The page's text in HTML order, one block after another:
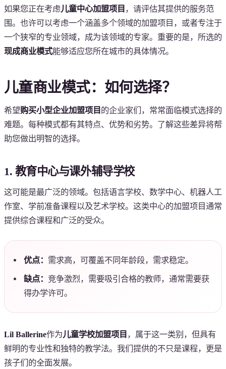
如果您正在考虑儿童中心加盟项目 ，请评估其提供的服务范
围。也许可以考虑一个涵盖多个领域的加盟项目，或者专注于
一个狭窄的专业领域，成为该领域的专家。重要的是，所选的
现成商业模式能够适应您所在城市的具体情况。
儿童商业模式：如何选择？
希望购买小型企业加盟项目 的企业家们，常常面临模式选择的
难题。每种模式都有其特点、优势和劣势。了解这些差异将帮
助您做出明智的选择。
1. 教育中心与课外辅导学校
这可能是最广泛的领域。包括语言学校、数学中心、机器人工
作室、学前准备课程以及艺术学校。这类中心的加盟项目通常
提供综合课程和广泛的受众。
优点： 需求高，可覆盖不同年龄段，需求稳定。
缺点： 竞争激烈，需要吸引合格的教师，通常需要获
得办学许可。
Lil Ballerine作为儿童学校加盟项目 ，属于这一类别，但具有
鲜明的专业性和独特的教学法。我们提供的不只是课程，更是
孩子们的全面发展。